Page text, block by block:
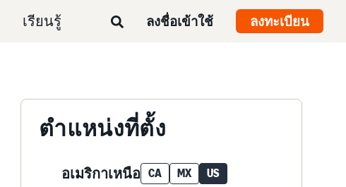
เรียนรู้ ลงชื่อเข้าใช้ ลงทะเบียน
ตำแหน่งที่ตั้ง
อเมริกาเหนือ CA MX US